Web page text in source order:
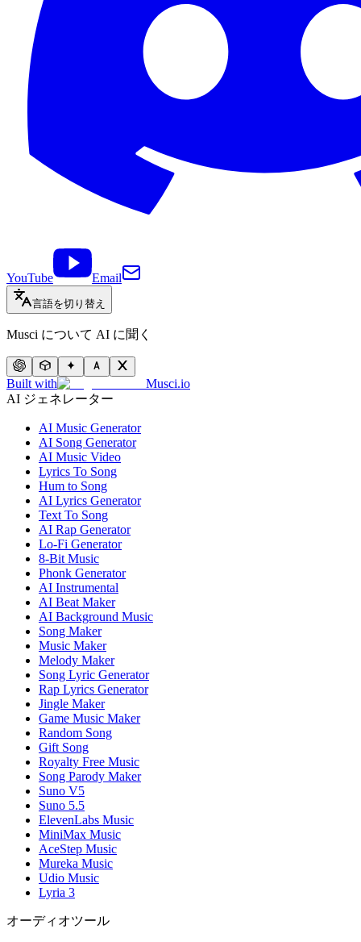
YouTube Email
言語を切り替え
Musci について AI に聞く
Built with
Musci.io
AI ジェネレーター
AI Music Generator
AI Song Generator
AI Music Video
Lyrics To Song
Hum to Song
AI Lyrics Generator
Text To Song
AI Rap Generator
Lo-Fi Generator
8-Bit Music
Phonk Generator
AI Instrumental
AI Beat Maker
AI Background Music
Song Maker
Music Maker
Melody Maker
Song Lyric Generator
Rap Lyrics Generator
Jingle Maker
Game Music Maker
Random Song
Gift Song
Royalty Free Music
Song Parody Maker
Suno V5
Suno 5.5
ElevenLabs Music
MiniMax Music
AceStep Music
Mureka Music
Udio Music
Lyria 3
オーディオツール